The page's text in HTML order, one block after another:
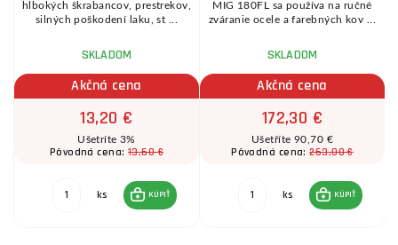
hlbokých škrabancov, prestrekov,
silných poškodení laku, st ...
SKLADOM
Akčná cena
13,20 €
Ušetríte 3%
Pôvodná cena:13,60 €
ks KÚPIŤ
MIG 180FL sa používa na ručné
zváranie ocele a farebných kov ...
SKLADOM
Akčná cena
172,30 €
Ušetříte 90,70 €
Pôvodná cena:263,00 €
ks KÚPIŤ